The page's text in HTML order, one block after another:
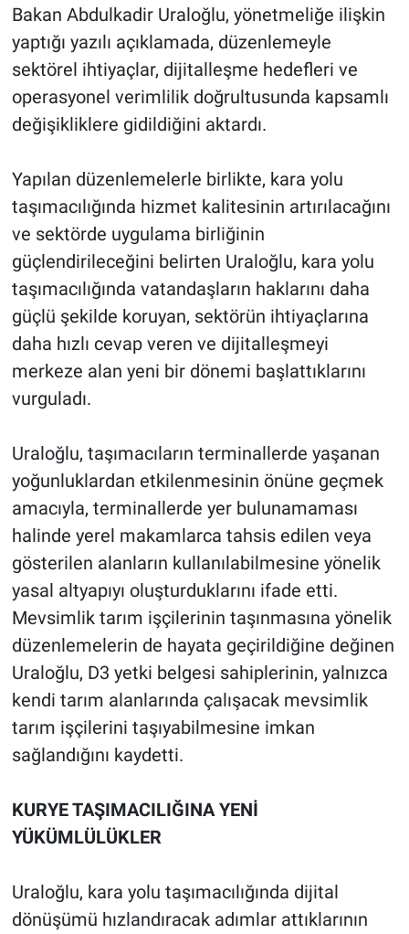
Bakan Abdulkadir Uraloğlu, yönetmeliğe ilişkin
yaptığı yazılı açıklamada, düzenlemeyle
sektörel ihtiyaçlar, dijitalleşme hedefleri ve
operasyonel verimlilik doğrultusunda kapsamlı
değişikliklere gidildiğini aktardı.
Yapılan düzenlemelerle birlikte, kara yolu
taşımacılığında hizmet kalitesinin artırılacağını
ve sektörde uygulama birliğinin
güçlendirileceğini belirten Uraloğlu, kara yolu
taşımacılığında vatandaşların haklarını daha
güçlü şekilde koruyan, sektörün ihtiyaçlarına
daha hızlı cevap veren ve dijitalleşmeyi
merkeze alan yeni bir dönemi başlattıklarını
vurguladı.
Uraloğlu, taşımacıların terminallerde yaşanan
yoğunluklardan etkilenmesinin önüne geçmek
amacıyla, terminallerde yer bulunamaması
halinde yerel makamlarca tahsis edilen veya
gösterilen alanların kullanılabilmesine yönelik
yasal altyapıyı oluşturduklarını ifade etti.
Mevsimlik tarım işçilerinin taşınmasına yönelik
düzenlemelerin de hayata geçirildiğine değinen
Uraloğlu, D3 yetki belgesi sahiplerinin, yalnızca
kendi tarım alanlarında çalışacak mevsimlik
tarım işçilerini taşıyabilmesine imkan
sağlandığını kaydetti.
KURYE TAŞIMACILIĞINA YENİ
YÜKÜMLÜLÜKLER
Uraloğlu, kara yolu taşımacılığında dijital
dönüşümü hızlandıracak adımlar attıklarının